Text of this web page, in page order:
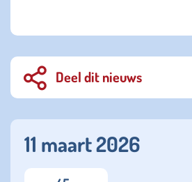
Deel dit nieuws
11 maart 2026